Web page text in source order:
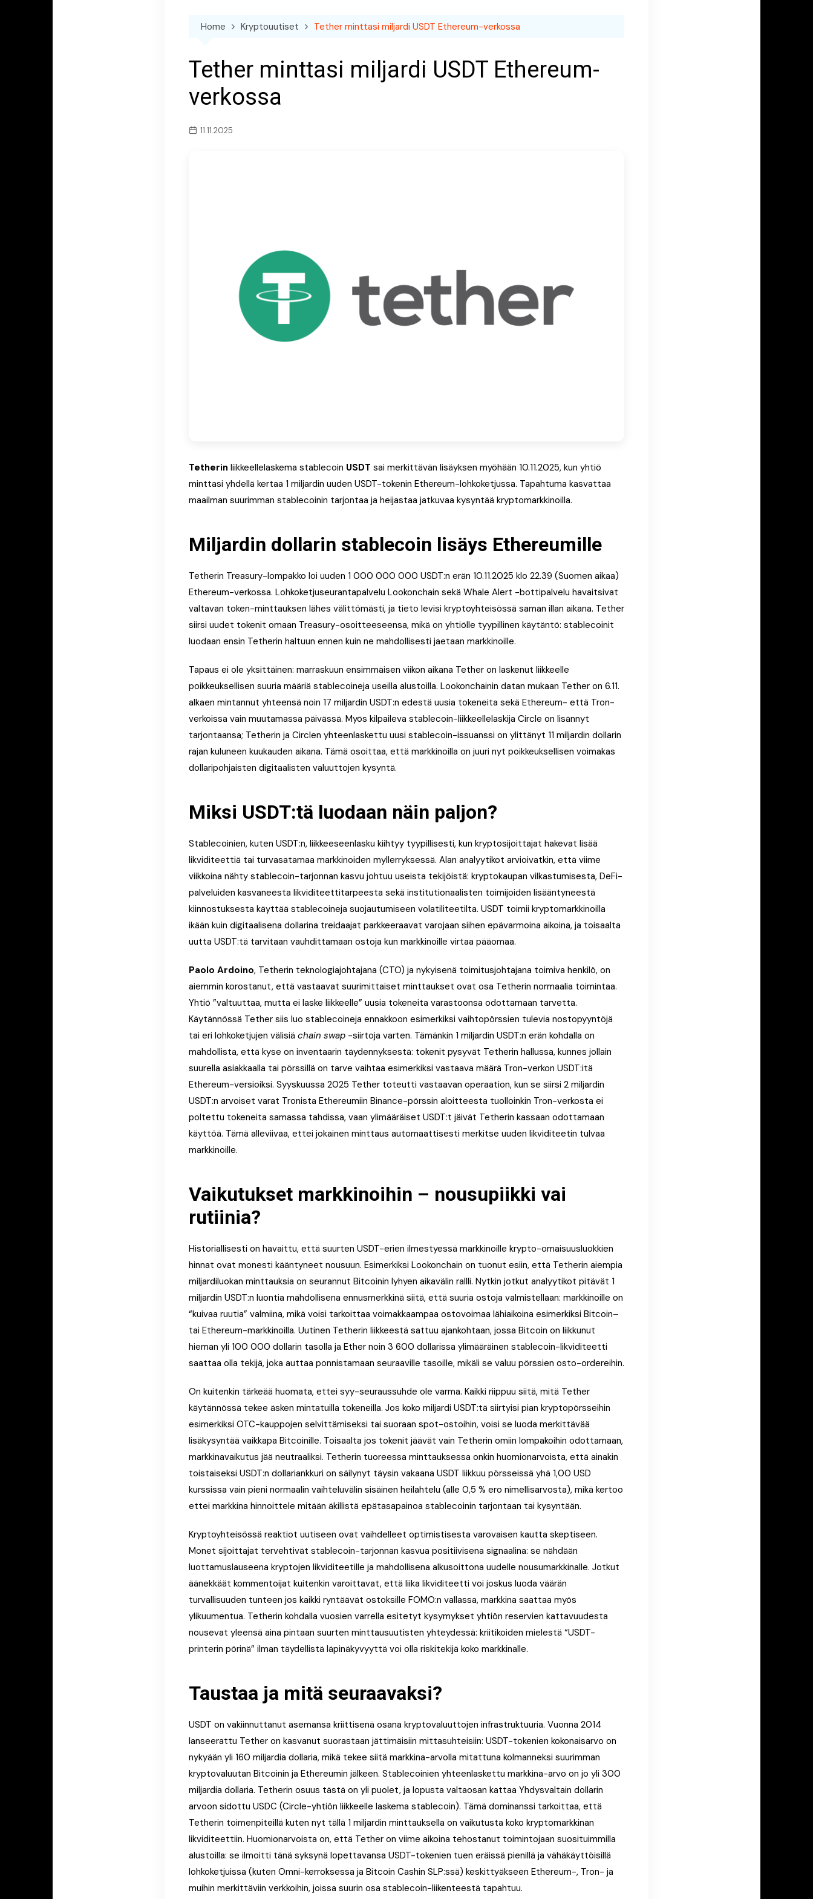
Home Kryptouutiset Tether minttasi miljardi USDT Ethereum-verkossa
Tether minttasi miljardi USDT Ethereum-
verkossa
11.11.2025
Tetherin liikkeellelaskema stablecoin USDT sai merkittävän lisäyksen myöhään 10.11.2025, kun yhtiö
minttasi yhdellä kertaa 1 miljardin uuden USDT-tokenin Ethereum-lohkoketjussa. Tapahtuma kasvattaa
maailman suurimman stablecoinin tarjontaa ja heijastaa jatkuvaa kysyntää kryptomarkkinoilla.
Miljardin dollarin stablecoin lisäys Ethereumille
Tetherin Treasury-lompakko loi uuden 1 000 000 000 USDT:n erän 10.11.2025 klo 22.39 (Suomen aikaa)
Ethereum-verkossa. Lohkoketjuseurantapalvelu Lookonchain sekä Whale Alert -bottipalvelu havaitsivat
valtavan token-minttauksen lähes välittömästi, ja tieto levisi kryptoyhteisössä saman illan aikana. Tether
siirsi uudet tokenit omaan Treasury-osoitteeseensa, mikä on yhtiölle tyypillinen käytäntö: stablecoinit
luodaan ensin Tetherin haltuun ennen kuin ne mahdollisesti jaetaan markkinoille.
Tapaus ei ole yksittäinen: marraskuun ensimmäisen viikon aikana Tether on laskenut liikkeelle
poikkeuksellisen suuria määriä stablecoineja useilla alustoilla. Lookonchainin datan mukaan Tether on 6.11.
alkaen mintannut yhteensä noin 17 miljardin USDT:n edestä uusia tokeneita sekä Ethereum- että Tron-
verkoissa vain muutamassa päivässä. Myös kilpaileva stablecoin-liikkeellelaskija Circle on lisännyt
tarjontaansa; Tetherin ja Circlen yhteenlaskettu uusi stablecoin-issuanssi on ylittänyt 11 miljardin dollarin
rajan kuluneen kuukauden aikana. Tämä osoittaa, että markkinoilla on juuri nyt poikkeuksellisen voimakas
dollaripohjaisten digitaalisten valuuttojen kysyntä.
Miksi USDT:tä luodaan näin paljon?
Stablecoinien, kuten USDT:n, liikkeeseenlasku kiihtyy tyypillisesti, kun kryptosijoittajat hakevat lisää
likviditeettiä tai turvasatamaa markkinoiden myllerryksessä. Alan analyytikot arvioivatkin, että viime
viikkoina nähty stablecoin-tarjonnan kasvu johtuu useista tekijöistä: kryptokaupan vilkastumisesta, DeFi-
palveluiden kasvaneesta likviditeettitarpeesta sekä institutionaalisten toimijoiden lisääntyneestä
kiinnostuksesta käyttää stablecoineja suojautumiseen volatiliteetilta. USDT toimii kryptomarkkinoilla
ikään kuin digitaalisena dollarina treidaajat parkkeeraavat varojaan siihen epävarmoina aikoina, ja toisaalta
uutta USDT:tä tarvitaan vauhdittamaan ostoja kun markkinoille virtaa pääomaa.
Paolo Ardoino, Tetherin teknologiajohtajana (CTO) ja nykyisenä toimitusjohtajana toimiva henkilö, on
aiemmin korostanut, että vastaavat suurimittaiset minttaukset ovat osa Tetherin normaalia toimintaa.
Yhtiö ”valtuuttaa, mutta ei laske liikkeelle” uusia tokeneita varastoonsa odottamaan tarvetta.
Käytännössä Tether siis luo stablecoineja ennakkoon esimerkiksi vaihtopörssien tulevia nostopyyntöjä
tai eri lohkoketjujen välisiä chain swap -siirtoja varten. Tämänkin 1 miljardin USDT:n erän kohdalla on
mahdollista, että kyse on inventaarin täydennyksestä: tokenit pysyvät Tetherin hallussa, kunnes jollain
suurella asiakkaalla tai pörssillä on tarve vaihtaa esimerkiksi vastaava määrä Tron-verkon USDT:itä
Ethereum-versioiksi. Syyskuussa 2025 Tether toteutti vastaavan operaation, kun se siirsi 2 miljardin
USDT:n arvoiset varat Tronista Ethereumiin Binance-pörssin aloitteesta tuolloinkin Tron-verkosta ei
poltettu tokeneita samassa tahdissa, vaan ylimääräiset USDT:t jäivät Tetherin kassaan odottamaan
käyttöä. Tämä alleviivaa, ettei jokainen minttaus automaattisesti merkitse uuden likviditeetin tulvaa
markkinoille.
Vaikutukset markkinoihin – nousupiikki vai
rutiinia?
Historiallisesti on havaittu, että suurten USDT-erien ilmestyessä markkinoille krypto-omaisuusluokkien
hinnat ovat monesti kääntyneet nousuun. Esimerkiksi Lookonchain on tuonut esiin, että Tetherin aiempia
miljardiluokan minttauksia on seurannut Bitcoinin lyhyen aikavälin rallli. Nytkin jotkut analyytikot pitävät 1
miljardin USDT:n luontia mahdollisena ennusmerkkinä siitä, että suuria ostoja valmistellaan: markkinoille on
“kuivaa ruutia” valmiina, mikä voisi tarkoittaa voimakkaampaa ostovoimaa lähiaikoina esimerkiksi Bitcoin–
tai Ethereum-markkinoilla. Uutinen Tetherin liikkeestä sattuu ajankohtaan, jossa Bitcoin on liikkunut
hieman yli 100 000 dollarin tasolla ja Ether noin 3 600 dollarissa ylimääräinen stablecoin-likviditeetti
saattaa olla tekijä, joka auttaa ponnistamaan seuraaville tasoille, mikäli se valuu pörssien osto-ordereihin.
On kuitenkin tärkeää huomata, ettei syy-seuraussuhde ole varma. Kaikki riippuu siitä, mitä Tether
käytännössä tekee äsken mintatuilla tokeneilla. Jos koko miljardi USDT:tä siirtyisi pian kryptopörsseihin
esimerkiksi OTC-kauppojen selvittämiseksi tai suoraan spot-ostoihin, voisi se luoda merkittävää
lisäkysyntää vaikkapa Bitcoinille. Toisaalta jos tokenit jäävät vain Tetherin omiin lompakoihin odottamaan,
markkinavaikutus jää neutraaliksi. Tetherin tuoreessa minttauksessa onkin huomionarvoista, että ainakin
toistaiseksi USDT:n dollariankkuri on säilynyt täysin vakaana USDT liikkuu pörsseissä yhä 1,00 USD
kurssissa vain pieni normaalin vaihteluvälin sisäinen heilahtelu (alle 0,5 % ero nimellisarvosta), mikä kertoo
ettei markkina hinnoittele mitään äkillistä epätasapainoa stablecoinin tarjontaan tai kysyntään.
Kryptoyhteisössä reaktiot uutiseen ovat vaihdelleet optimistisesta varovaisen kautta skeptiseen.
Monet sijoittajat tervehtivät stablecoin-tarjonnan kasvua positiivisena signaalina: se nähdään
luottamuslauseena kryptojen likviditeetille ja mahdollisena alkusoittona uudelle nousumarkkinalle. Jotkut
äänekkäät kommentoijat kuitenkin varoittavat, että liika likviditeetti voi joskus luoda väärän
turvallisuuden tunteen jos kaikki ryntäävät ostoksille FOMO:n vallassa, markkina saattaa myös
ylikuumentua. Tetherin kohdalla vuosien varrella esitetyt kysymykset yhtiön reservien kattavuudesta
nousevat yleensä aina pintaan suurten minttausuutisten yhteydessä: kriitikoiden mielestä “USDT-
printerin pörinä” ilman täydellistä läpinäkyvyyttä voi olla riskitekijä koko markkinalle.
Taustaa ja mitä seuraavaksi?
USDT on vakiinnuttanut asemansa kriittisenä osana kryptovaluuttojen infrastruktuuria. Vuonna 2014
lanseerattu Tether on kasvanut suorastaan jättimäisiin mittasuhteisiin: USDT-tokenien kokonaisarvo on
nykyään yli 160 miljardia dollaria, mikä tekee siitä markkina-arvolla mitattuna kolmanneksi suurimman
kryptovaluutan Bitcoinin ja Ethereumin jälkeen. Stablecoinien yhteenlaskettu markkina-arvo on jo yli 300
miljardia dollaria. Tetherin osuus tästä on yli puolet, ja lopusta valtaosan kattaa Yhdysvaltain dollarin
arvoon sidottu USDC (Circle-yhtiön liikkeelle laskema stablecoin). Tämä dominanssi tarkoittaa, että
Tetherin toimenpiteillä kuten nyt tällä 1 miljardin minttauksella on vaikutusta koko kryptomarkkinan
likviditeettiin. Huomionarvoista on, että Tether on viime aikoina tehostanut toimintojaan suosituimmilla
alustoilla: se ilmoitti tänä syksynä lopettavansa USDT-tokenien tuen eräissä pienillä ja vähäkäyttöisillä
lohkoketjuissa (kuten Omni-kerroksessa ja Bitcoin Cashin SLP:ssä) keskittyäkseen Ethereum-, Tron- ja
muihin merkittäviin verkkoihin, joissa suurin osa stablecoin-liikenteestä tapahtuu.